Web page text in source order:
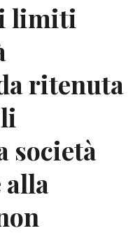
limiti
ritenuta
società
alla